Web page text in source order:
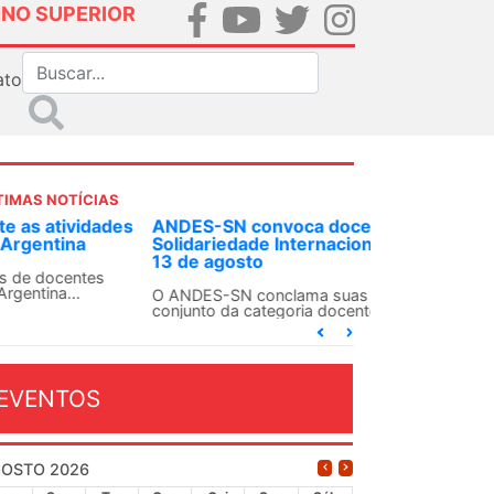
SUPERIOR
NOTÍCIAS
SN convoca docentes para Dia de
Internacionalista com Cuba em
de agosto
SN conclama suas seções sindicais e o
da categoria docente a construírem, no